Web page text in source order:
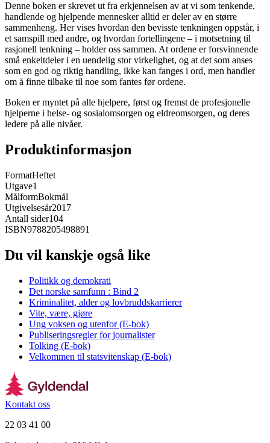
Denne boken er skrevet ut fra erkjennelsen av at vi som tenkende,
handlende og hjelpende mennesker alltid er deler av en større
sammenheng. Her vises hvordan den bevisste tenkningen oppstår, i
et samspill med andre, og hvordan fortellingene – i motsetning til
rasjonell tenkning – holder oss sammen. At ordene er forsvinnende
små enkeltdeler i en uendelig stor virkelighet, og at det som anses
som en god og riktig handling, ikke kan fanges i ord, men handler
om å finne tilbake til noe som fantes før ordene.
Boken er myntet på alle hjelpere, først og fremst de profesjonelle
hjelperne i helse- og sosialomsorgen og eldreomsorgen, og deres
ledere på alle nivåer.
Produktinformasjon
FormatHeftet
Utgave1
MålformBokmål
Utgivelsesår2017
Antall sider104
ISBN9788205498891
Du vil kanskje også like
Politikk og demokrati
Det norske samfunn : Bind 2
Kriminalitet, alder og lovbruddskarrierer
Vite, være, gjøre
Ung voksen og utenfor (E-bok)
Publiseringsregler for journalister
Tolking (E-bok)
Velkommen til statsvitenskap (E-bok)
Kontakt oss
22 03 41 00